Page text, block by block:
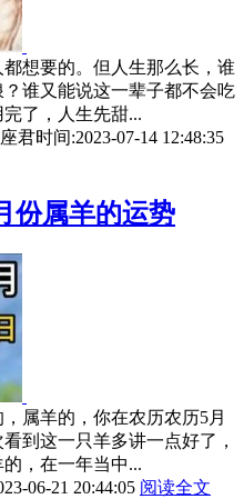
想要的。但人生那么长，谁
谁又能说这一辈子都不会吃
了，人生先甜...
君时间:2023-07-14 12:48:35
份属羊的运势
属羊的，你在农历农历5月
到这一只羊多讲一点好了，
，在一年当中...
06-21 20:44:05 阅读全文